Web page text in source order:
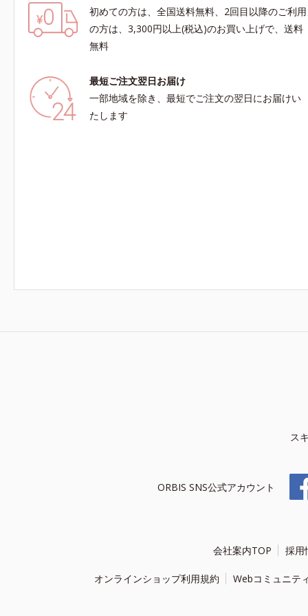
初めての方は、全国送料無料、2回目以降のご利用
の方は、3,300円以上(税込)のお買い上げで、送料
無料
最短ご注文翌日お届け
一部地域を除き、最短でご注文の翌日にお届けい
たします
ス
ORBIS SNS公式アカウント
会社案内TOP 採用
オンラインショップ利用規約 Webコミュニテ